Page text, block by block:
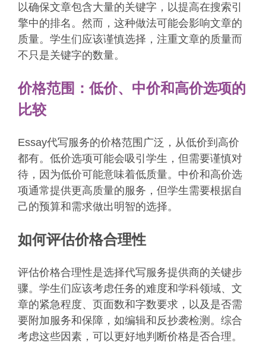
以确保文章包含大量的关键字，以提高在搜索引
擎中的排名。然而，这种做法可能会影响文章的
质量。学生们应该谨慎选择，注重文章的质量而
不只是关键字的数量。
价格范围：低价、中价和高价选项的
比较
Essay代写服务的价格范围广泛，从低价到高价
都有。低价选项可能会吸引学生，但需要谨慎对
待，因为低价可能意味着低质量。中价和高价选
项通常提供更高质量的服务，但学生需要根据自
己的预算和需求做出明智的选择。
如何评估价格合理性
评估价格合理性是选择代写服务提供商的关键步
骤。学生们应该考虑任务的难度和学科领域、文
章的紧急程度、页面数和字数要求，以及是否需
要附加服务和保障，如编辑和反抄袭检测。综合
考虑这些因素，可以更好地判断价格是否合理。